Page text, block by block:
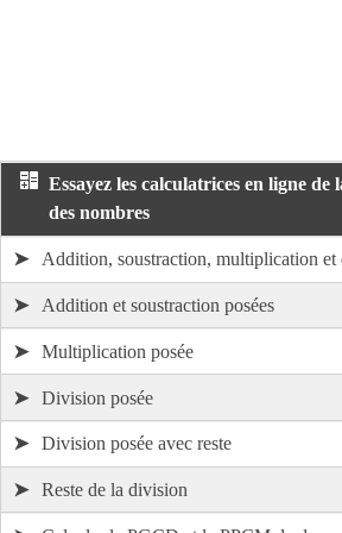
Essayez les calculatrices en ligne de
des nombres
➤ Addition, soustraction, multiplication et
➤ Addition et soustraction posées
➤ Multiplication posée
➤ Division posée
➤ Division posée avec reste
➤ Reste de la division